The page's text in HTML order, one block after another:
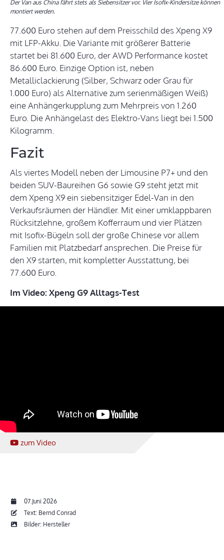
Der Van aus China fährt stets als Siebensitzer vor. Vier Isofix-Kindersitze können
montiert werden.
77.600 Euro stehen auf dem Preisschild des Xpeng X9
mit LFP-Akku. Die Variante mit größerer Batterie
startet bei 81.600 Euro, der AWD Performance kostet
86.600 Euro. Einzige Option ist, neben
Metalliclackierung (Silber, Schwarz oder Grau für
1.000 Euro) als Alternative zum serienmäßigen Weiß)
eine Anhängerkupplung zum Mehrpreis von 1.260
Euro. Die Anhängelast des Elektro-Vans liegt bei 1.500
Kilogramm.
Fazit
Als viertes Modell neben der Limousine P7+ und den
beiden SUV-Baureihen G6 sowie G9 steht jetzt mit
dem Xpeng X9 ein siebensitziger Edel-Van in den
Verkaufsräumen der Händler. Mit einer umklappbaren
Rücksitzlehne, großem Kofferraum und vier Plätzen
mit Isofix-Bügeln soll der große Chinese vor allem
Familien mit Platzbedarf ansprechen. Die Preise für
den X9 starten, mit kompletter Ausstattung, bei
77.600 Euro.
Im Video: Xpeng G9 Alltags-Test
zum Video
07.Juni 2026
Text: Bernd Conrad
Bilder: Hersteller